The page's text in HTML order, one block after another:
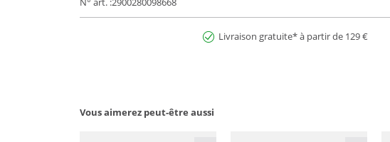
Livraison gratuite* à partir de 129 €
Vous aimerez peut-être aussi